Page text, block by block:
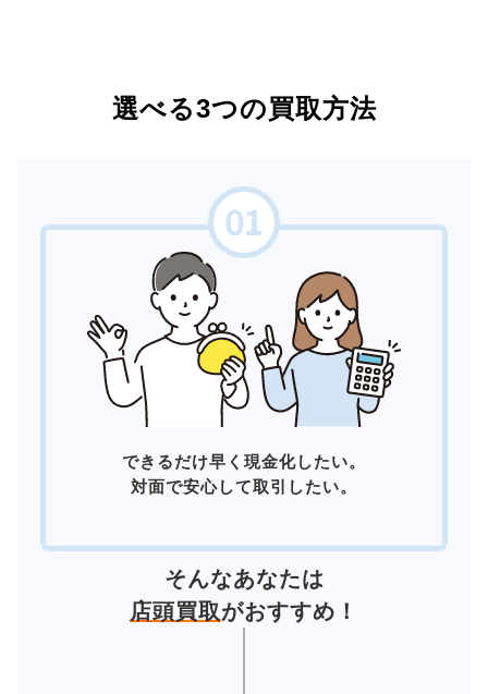
選べる3つの買取方法
できるだけ早く現金化したい。
対面で安心して取引したい。
そんなあなたは
店頭買取がおすすめ！